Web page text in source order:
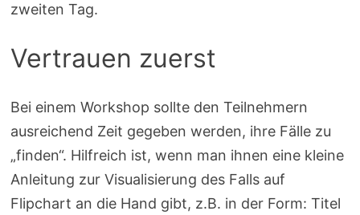
zweiten Tag.
Vertrauen zuerst
Bei einem Workshop sollte den Teilnehmern
ausreichend Zeit gegeben werden, ihre Fälle zu
„finden“. Hilfreich ist, wenn man ihnen eine kleine
Anleitung zur Visualisierung des Falls auf
Flipchart an die Hand gibt, z.B. in der Form: Titel